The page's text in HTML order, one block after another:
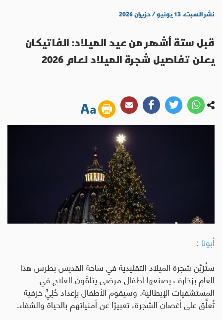
نشر السبت، ١٣ يونيو / حزيران ٢٠٢٦
قبل ستة أشهر من عيد الميلاد: الفاتيكان
يعلن تفاصيل شجرة الميلاد لعام 2026
أبونا :
ستُزيَّن شجرة الميلاد التقليدية في ساحة القديس بطرس هذا
العام بزخارف يصنعها أطفال مرضى يتلقّون العلاج في
المستشفيات الإيطالية. وسيقوم الأطفال بإعداد حُلِيٍّ خزفية
تُعلَّق على أغصان الشجرة، تعبيرًا عن أمنياتهم بالحياة والشفاء.